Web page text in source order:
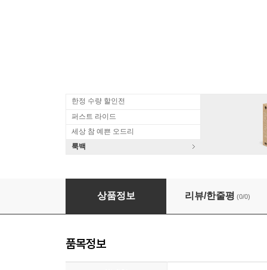
한정 수량 할인전
퍼스트 라이드
세상 참 예쁜 오드리
룩백
Joao Gilberto (주앙 질베르토) - O Mito [LP]
상품정보 리뷰/한줄평 (0/0)
품목정보